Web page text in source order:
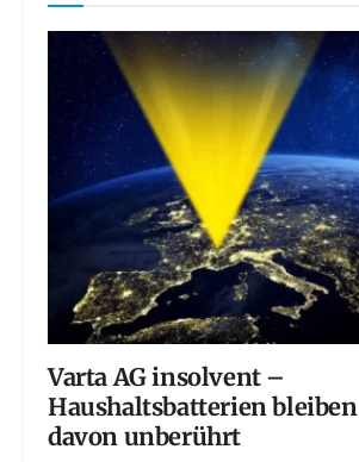
Varta AG insolvent –
Haushaltsbatterien bleiben
davon unberührt